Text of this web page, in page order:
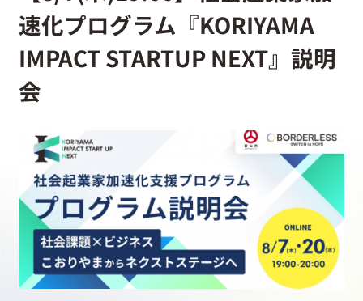
グループの仕組み
フェロー紹介
採用情報
起業家になる
速化プログラム『KORIYAMA
IMPACT STARTUP NEXT』説明
会